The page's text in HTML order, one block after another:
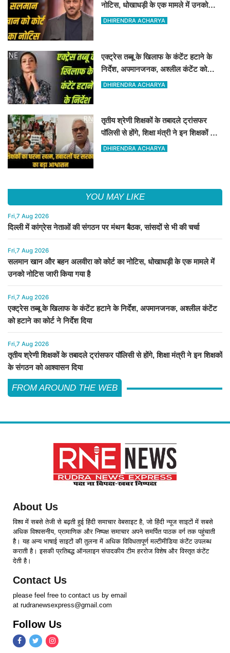
नोटिस, धोखाधड़ी के एक मामले में उनको
नोटिस जारी किया गया है
DHIRENDRA ACHARYA
एक्ट्रेस तब्बू के खिलाफ के कंटेंट हटाने के
निर्देश, अपमानजनक, अश्लील कंटेंट को
हटाने का कोर्ट ने निर्देश दिया
DHIRENDRA ACHARYA
तृतीय श्रेणी शिक्षकों के तबादले ट्रांसफर
पॉलिसी से होंगे, शिक्षा मंत्री ने इन शिक्षकों के
संगठन को आश्वासन दिया
DHIRENDRA ACHARYA
YOU MAY LIKE
Fri,7 Aug 2026
दिल्ली में कांग्रेस नेताओं की संगठन पर मंथन बैठक, सांसदों से भी की चर्चा
Fri,7 Aug 2026
सलमान खान और बहन अलवीरा को कोर्ट का नोटिस, धोखाधड़ी के एक मामले में
उनको नोटिस जारी किया गया है
Fri,7 Aug 2026
एक्ट्रेस तब्बू के खिलाफ के कंटेंट हटाने के निर्देश, अपमानजनक, अश्लील कंटेंट
को हटाने का कोर्ट ने निर्देश दिया
Fri,7 Aug 2026
तृतीय श्रेणी शिक्षकों के तबादले ट्रांसफर पॉलिसी से होंगे, शिक्षा मंत्री ने इन शिक्षकों
के संगठन को आश्वासन दिया
FROM AROUND THE WEB
About Us
विश्व में सबसे तेजी से बढ़ती हुई हिंदी समाचार वेबसाइट है, जो हिंदी न्यूज साइटों में सबसे
अधिक विश्वसनीय, प्रामाणिक और निष्पक्ष समाचार अपने समर्पित पाठक वर्ग तक पहुंचाती
है। यह अन्य भाषाई साइटों की तुलना में अधिक विविधतापूर्ण मल्टीमीडिया कंटेंट उपलब्ध
कराती है। इसकी प्रतिबद्ध ऑनलाइन संपादकीय टीम हररोज विशेष और विस्तृत कंटेंट
देती है।
Contact Us
please feel free to contact us by email
at rudranewsexpress@gmail.com
Follow Us